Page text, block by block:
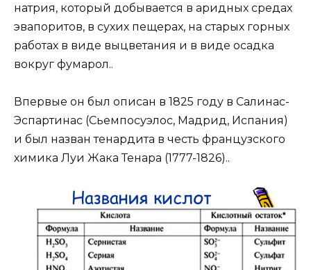
натрия, который добывается в аридных средах
эвапоритов, в сухих пещерах, на старых горных
работах в виде выцветания и в виде осадка
вокруг фумарол..
Впервые он был описан в 1825 году в Салинас-
Эспартинас (Сьемпосуэлос, Мадрид, Испания)
и был назван тенардита в честь французского
химика Луи Жака Тенара (1777-1826)..